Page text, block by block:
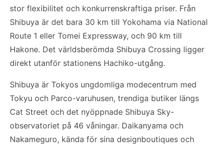
stor flexibilitet och konkurrenskraftiga priser. Från
Shibuya är det bara 30 km till Yokohama via National
Route 1 eller Tomei Expressway, och 90 km till
Hakone. Det världsberömda Shibuya Crossing ligger
direkt utanför stationens Hachiko-utgång.
Shibuya är Tokyos ungdomliga modecentrum med
Tokyu och Parco-varuhusen, trendiga butiker längs
Cat Street och det nyöppnade Shibuya Sky-
observatoriet på 46 våningar. Daikanyama och
Nakameguro, kända för sina designboutiques och